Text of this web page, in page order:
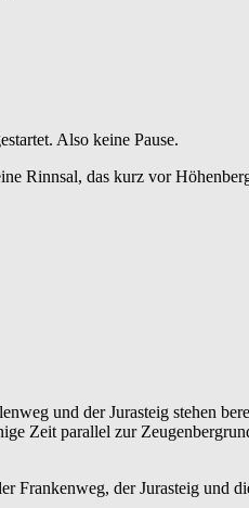
Also keine Pause.
Rinnsal, das kurz vor
und der Jurasteig stehen
Zeit parallel zur
Frankenweg, der Jurasteig und